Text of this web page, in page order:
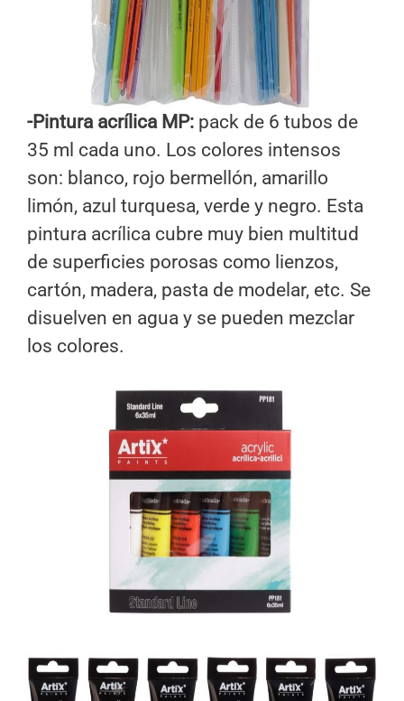
-Pintura acrílica MP: pack de 6 tubos de
35 ml cada uno. Los colores intensos
son: blanco, rojo bermellón, amarillo
limón, azul turquesa, verde y negro. Esta
pintura acrílica cubre muy bien multitud
de superficies porosas como lienzos,
cartón, madera, pasta de modelar, etc. Se
disuelven en agua y se pueden mezclar
los colores.